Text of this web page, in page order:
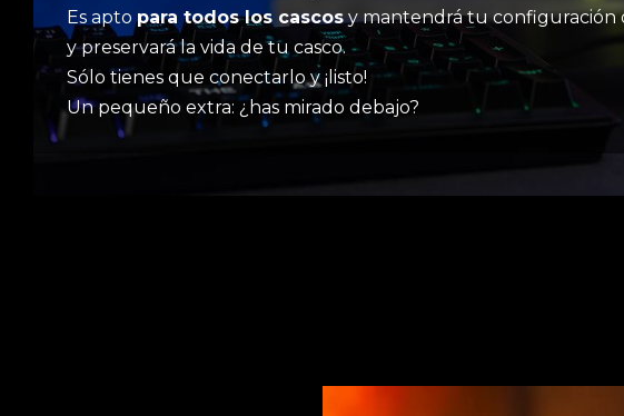
Es aptopara todos los cascos y mantendrá tu configuración
y preservará la vida de tu casco.
Sólo tienes que conectarlo y ¡listo!
Un pequeño extra: ¿has mirado debajo?